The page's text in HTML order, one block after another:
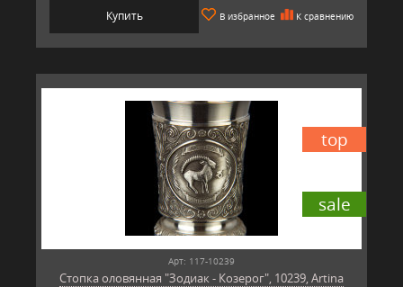
Купить В избранное К сравнению
sale
top
Арт: 117-10239
Стопка оловянная "Зодиак - Козерог", 10239, Artina